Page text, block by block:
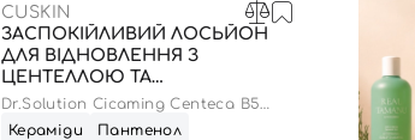
CUSKIN
ЗАСПОКІЙЛИВИЙ ЛОСЬЙОН
ДЛЯ ВІДНОВЛЕННЯ З
ЦЕНТЕЛЛОЮ ТА
ПАНТЕНОЛОМ , 100 МЛ
Dr.Solution Cicaming Centeca B5
Lotion
Кераміди Пантенол